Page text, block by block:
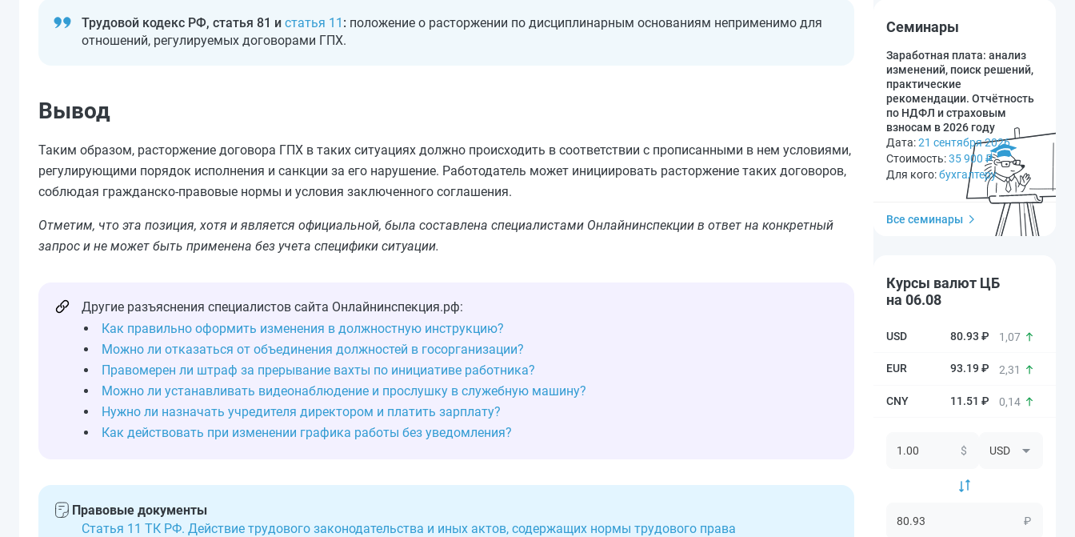
Трудовой кодекс РФ, статья 81 и статья 11 : положение о расторжении по дисциплинарным основаниям неприменимо для
отношений, регулируемых договорами ГПХ.
Вывод
Таким образом, расторжение договора ГПХ в таких ситуациях должно происходить в соответствии с прописанными в нем условиями,
регулирующими порядок исполнения и санкции за его нарушение. Работодатель может инициировать расторжение таких договоров,
соблюдая гражданско-правовые нормы и условия заключенного соглашения.
Отметим, что эта позиция, хотя и является официальной, была составлена специалистами Онлайнинспекции в ответ на конкретный
запрос и не может быть применена без учета специфики ситуации.
Другие разъяснения специалистов сайта Онлайнинспекция.рф:
Как правильно оформить изменения в должностную инструкцию?
Можно ли отказаться от объединения должностей в госорганизации?
Правомерен ли штраф за прерывание вахты по инициативе работника?
Можно ли устанавливать видеонаблюдение и прослушку в служебную машину?
Нужно ли назначать учредителя директором и платить зарплату?
Как действовать при изменении графика работы без уведомления?
Правовые документы
Статья 11 ТК РФ. Действие трудового законодательства и иных актов, содержащих нормы трудового права
Семинары
Заработная плата: анализ
изменений, поиск решений,
практические
рекомендации. Отчётность
по НДФЛ и страховым
взносам в 2026 году
Дата:21 сентября 2026
Стоимость:35 900 ₽
Для кого:бухгалтеру
Все семинары
Курсы валют ЦБ
на 06.08
80.93 ₽ 1,07
93.19 ₽ 2,31
11.51 ₽ 0,14
$
₽